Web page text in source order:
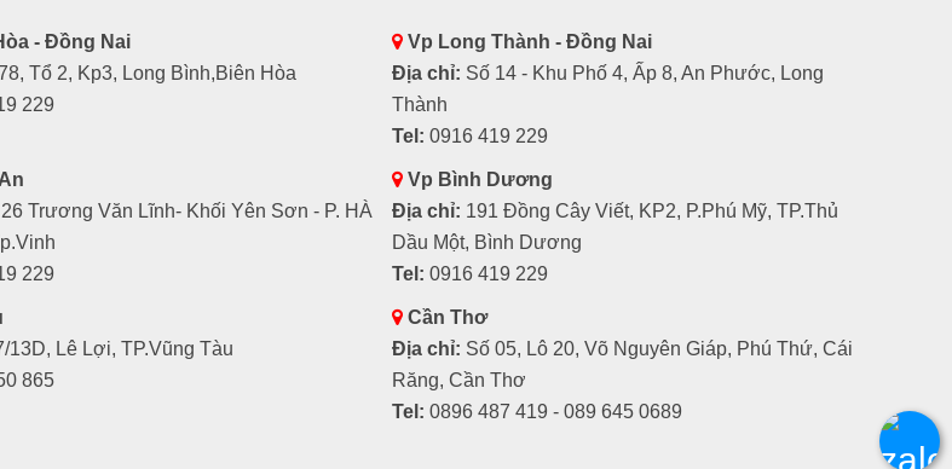
- Đồng Nai
Tổ 2, Kp3, Long Bình,Biên Hòa
229
Vp Long Thành - Đồng Nai
Địa chỉ: Số 14 - Khu Phố 4, Ấp 8, An Phước, Long
Thành
Tel: 0916 419 229
Trương Văn Lĩnh- Khối Yên Sơn - P. HÀ
229
Vp Bình Dương
Địa chỉ: 191 Đồng Cây Viết, KP2, P.Phú Mỹ, TP.Thủ
Dầu Một, Bình Dương
Tel: 0916 419 229
13D, Lê Lợi, TP.Vũng Tàu
865
Cần Thơ
Địa chỉ: Số 05, Lô 20, Võ Nguyên Giáp, Phú Thứ, Cái
Răng, Cần Thơ
Tel: 0896 487 419 - 089 645 0689